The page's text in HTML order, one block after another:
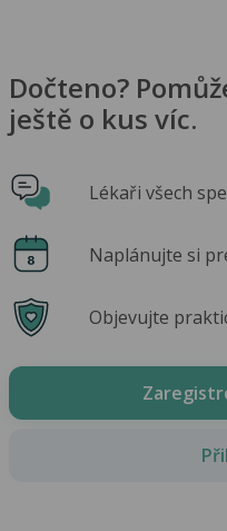
Dočteno?
ještě o kus víc.
Lékaři všech
Naplánujte si
Objevujte